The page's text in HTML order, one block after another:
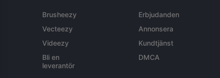
Brusheezy
Vecteezy
Videezy
Bli en
leverantör
Erbjudanden
Annonsera
Kundtjänst
DMCA